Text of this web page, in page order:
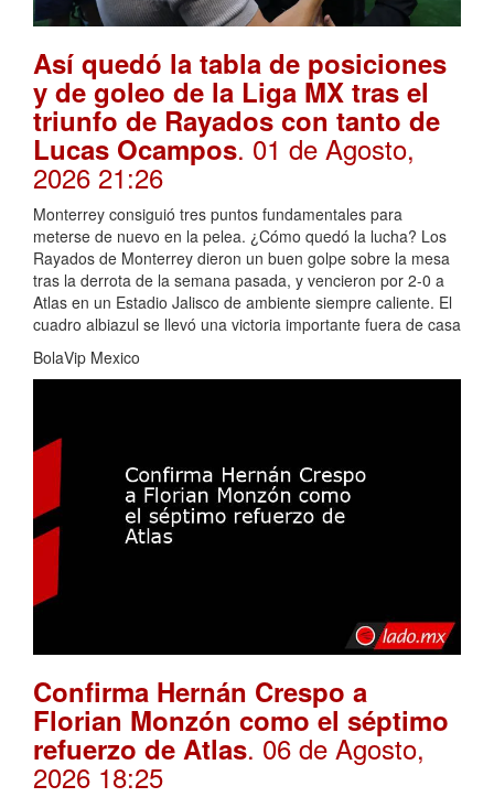
Así quedó la tabla de posiciones
y de goleo de la Liga MX tras el
triunfo de Rayados con tanto de
Lucas Ocampos. 01 de Agosto,
2026 21:26
Monterrey consiguió tres puntos fundamentales para
meterse de nuevo en la pelea. ¿Cómo quedó la lucha? Los
Rayados de Monterrey dieron un buen golpe sobre la mesa
tras la derrota de la semana pasada, y vencieron por 2-0 a
Atlas en un Estadio Jalisco de ambiente siempre caliente. El
cuadro albiazul se llevó una victoria importante fuera de casa
BolaVip Mexico
Confirma Hernán Crespo a
Florian Monzón como el séptimo
refuerzo de Atlas. 06 de Agosto,
2026 18:25